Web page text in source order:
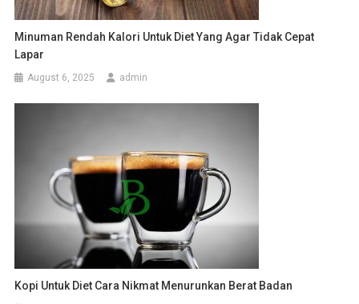
Minuman Rendah Kalori Untuk Diet Yang Agar Tidak Cepat
Lapar
August 6, 2025 admin
Kopi Untuk Diet Cara Nikmat Menurunkan Berat Badan